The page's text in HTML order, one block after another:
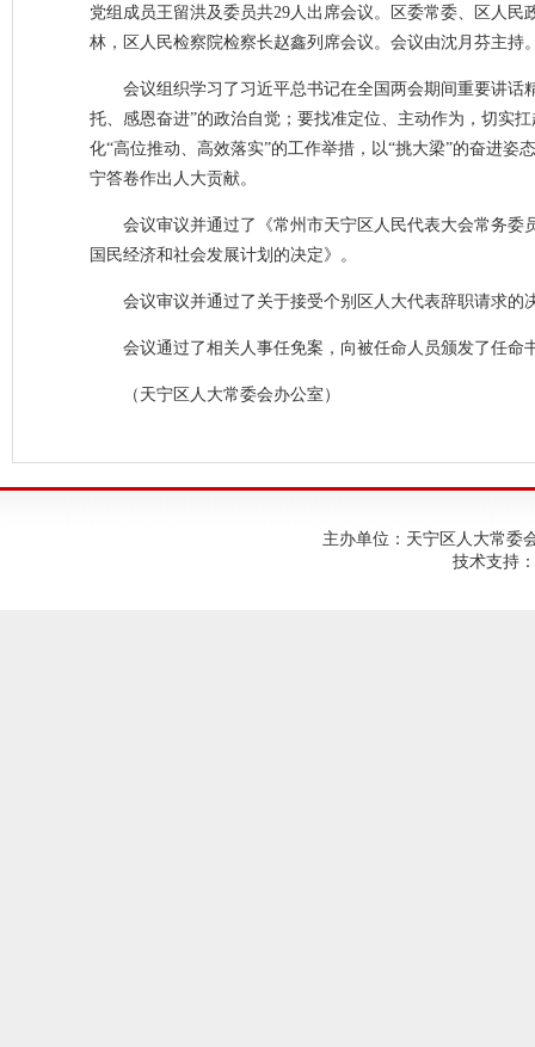
党组成员王留洪及委员共29人出席会议。区委常委、区人
林，区人民检察院检察长赵鑫列席会议。会议由沈月芬主持
会议组织学习了习近平总书记在全国两会期间重要讲
托、感恩奋进”的政治自觉；要找准定位、主动作为，切实
化“高位推动、高效落实”的工作举措，以“挑大梁”的奋进
宁答卷作出人大贡献。
会议审议并通过了《常州市天宁区人民代表大会常务委
国民经济和社会发展计划的决定》。
会议审议并通过了关于接受个别区人大代表辞职请求的
会议通过了相关人事任免案，向被任命人员颁发了任命
（天宁区人大常委会办公室）
主办单位：天宁区人大常委
技术支持